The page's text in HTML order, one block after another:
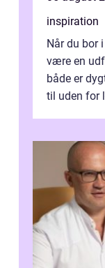
inspiration
Når du bor
være en
både er
til uden for